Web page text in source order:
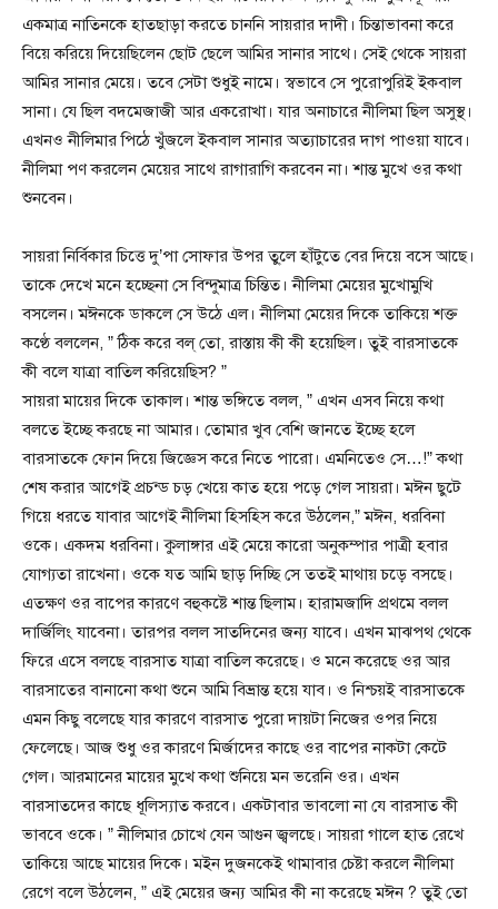
একমাত্র নাতিনকে হাতছাড়া করতে চাননি সায়রার দাদী। চিন্তাভাবনা করে
বিয়ে করিয়ে দিয়েছিলেন ছোট ছেলে আমির সানার সাথে। সেই থেকে সায়রা
আমির সানার মেয়ে। তবে সেটা শুধুই নামে। স্বভাবে সে পুরোপুরিই ইকবাল
সানা। যে ছিল বদমেজাজী আর একরোখা। যার অনাচারে নীলিমা ছিল অসুস্থ।
এখনও নীলিমার পিঠে খুঁজলে ইকবাল সানার অত্যাচারের দাগ পাওয়া যাবে।
নীলিমা পণ করলেন মেয়ের সাথে রাগারাগি করবেন না। শান্ত মুখে ওর কথা
শুনবেন।
সায়রা নির্বিকার চিত্তে দু’পা সোফার উপর তু্লে হাঁটুতে বের দিয়ে বসে আছে।
তাকে দেখে মনে হচ্ছেনা সে বিন্দুমাত্র চিন্তিত। নীলিমা মেয়ের মুখোমুখি
বসলেন। মঈনকে ডাকলে সে উঠে এল। নীলিমা মেয়ের দিকে তাকিয়ে শক্ত
কণ্ঠে বললেন, ” ঠিক করে বল্ তো, রাস্তায় কী কী হয়েছিল। তুই বারসাতকে
কী বলে যাত্রা বাতিল করিয়েছিস? ”
সায়রা মায়ের দিকে তাকাল। শান্ত ভঙ্গিতে বলল, ” এখন এসব নিয়ে কথা
বলতে ইচ্ছে করছে না আমার। তোমার খুব বেশি জানতে ইচ্ছে হলে
বারসাতকে ফোন দিয়ে জিজ্ঞেস করে নিতে পারো। এমনিতেও সে…!” কথা
শেষ করার আগেই প্রচন্ড চড় খেয়ে কাত হয়ে পড়ে গেল সায়রা। মঈন ছুটে
গিয়ে ধরতে যাবার আগেই নীলিমা হিসহিস করে উঠলেন,” মঈন, ধরবিনা
ওকে। একদম ধরবিনা। কুলাঙ্গার এই মেয়ে কারো অনুকম্পার পাত্রী হবার
যোগ্যতা রাখেনা। ওকে যত আমি ছাড় দিচ্ছি সে ততই মাথায় চড়ে বসছে।
এতক্ষণ ওর বাপের কারণে বহুকষ্টে শান্ত ছিলাম। হারামজাদি প্রথমে বলল
দার্জিলিং যাবেনা। তারপর বলল সাতদিনের জন্য যাবে। এখন মাঝপথ থেকে
ফিরে এসে বলছে বারসাত যাত্রা বাতিল করেছে। ও মনে করেছে ওর আর
বারসাতের বানানো কথা শুনে আমি বিভ্রান্ত হয়ে যাব। ও নিশ্চয়ই বারসাতকে
এমন কিছু বলেছে যার কারণে বারসাত পুরো দায়টা নিজের ওপর নিয়ে
ফেলেছে। আজ শুধু ওর কারণে মির্জাদের কাছে ওর বাপের নাকটা কেটে
গেল। আরমানের মায়ের মুখে কথা শুনিয়ে মন ভরেনি ওর। এখন
বারসাতদের কাছে ধূলিস্যাত করবে। একটাবার ভাবলো না যে বারসাত কী
ভাববে ওকে। ” নীলিমার চোখে যেন আগুন জ্বলছে। সায়রা গালে হাত রেখে
তাকিয়ে আছে মায়ের দিকে। মইন দুজনকেই থামাবার চেষ্টা করলে নীলিমা
রেগে বলে উঠলেন, ” এই মেয়ের জন্য আমির কী না করেছে মঈন ? তুই তো